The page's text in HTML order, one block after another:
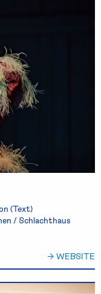
(Text)
/ Schlachthaus
→ WEBSITE